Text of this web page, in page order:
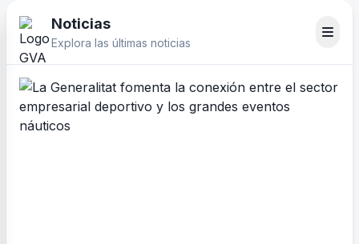
Noticias
Explora las últimas noticias